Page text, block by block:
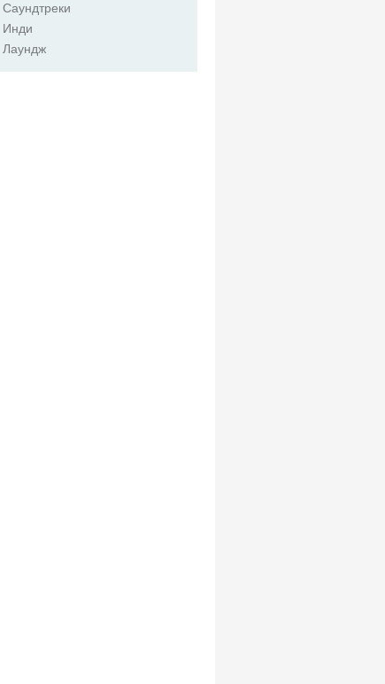
Саундтреки
Инди
Лаундж